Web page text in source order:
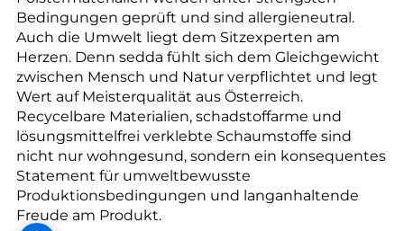
Bedingungen geprüft und sind allergieneutral.
Auch die Umwelt liegt dem Sitzexperten am
Herzen. Denn sedda fühlt sich dem Gleichgewicht
zwischen Mensch und Natur verpflichtet und legt
Wert auf Meisterqualität aus Österreich.
Recycelbare Materialien, schadstoffarme und
lösungsmittelfrei verklebte Schaumstoffe sind
nicht nur wohngesund, sondern ein konsequentes
Statement für umweltbewusste
Produktionsbedingungen und langanhaltende
Freude am Produkt.